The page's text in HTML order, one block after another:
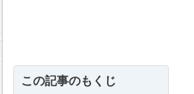
この記事のもくじ